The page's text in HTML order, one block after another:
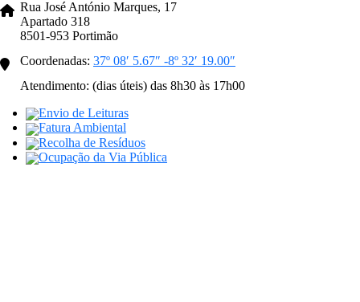
Rua José António Marques, 17
Apartado 318
8501-953 Portimão
Coordenadas: 37º 08′ 5.67″ -8º 32′ 19.00″
Atendimento: (dias úteis) das 8h30 às 17h00
Envio de Leituras
Fatura Ambiental
Recolha de Resíduos
Ocupação da Via Pública